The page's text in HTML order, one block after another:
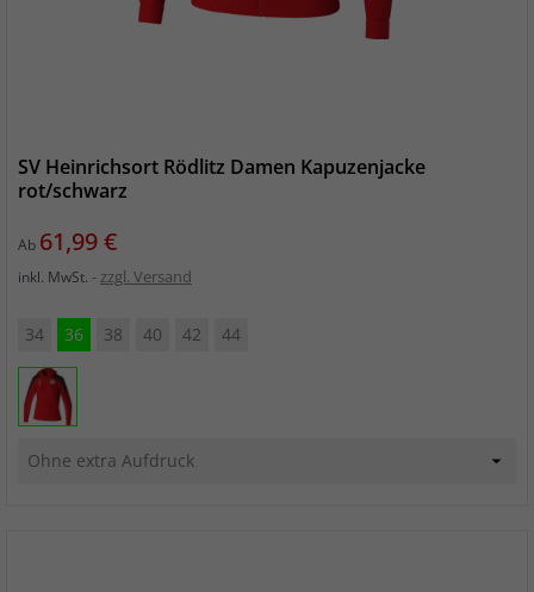
SV Heinrichsort Rödlitz Damen Kapuzenjacke
rot/schwarz
Ab Preis
61,99 €
inkl. MwSt. zzgl. Versand
34 36 38 40 42 44